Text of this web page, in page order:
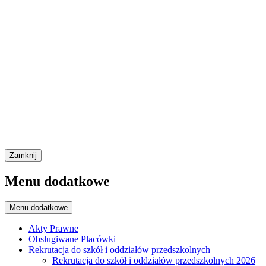
Zamknij
Menu dodatkowe
Menu dodatkowe
Akty Prawne
Obsługiwane Placówki
Rekrutacja do szkół i oddziałów przedszkolnych
Rekrutacja do szkół i oddziałów przedszkolnych 2026